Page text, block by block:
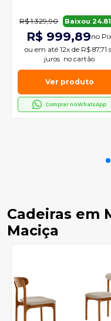
R$ 1.329,90 Baixou
R$ 999,89no
ou em até 12x de R$ 87,71
juros no cartão
Ver produto
Comprar no WhatsApp
Cadeiras em
Maciça